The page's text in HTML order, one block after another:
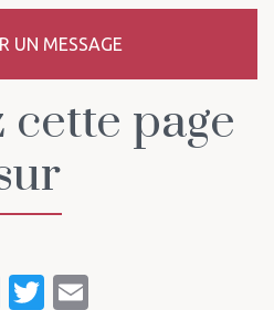
UN MESSAGE
cette page
Facebook
Twitter